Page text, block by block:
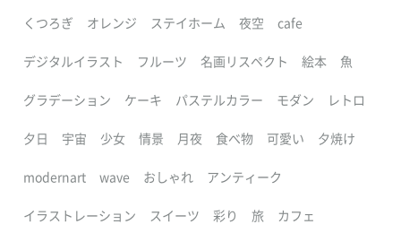
くつろぎ オレンジ ステイホーム 夜空 cafe
デジタルイラスト フルーツ 名画リスペクト 絵本 魚
グラデーション ケーキ パステルカラー モダン レトロ
夕日 宇宙 少女 情景 月夜 食べ物 可愛い 夕焼け
modernart wave おしゃれ アンティーク
イラストレーション スイーツ 彩り 旅 カフェ